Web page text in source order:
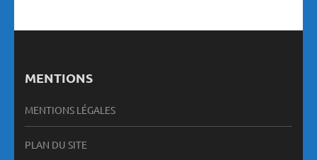
MENTIONS
MENTIONS LÉGALES
PLAN DU SITE